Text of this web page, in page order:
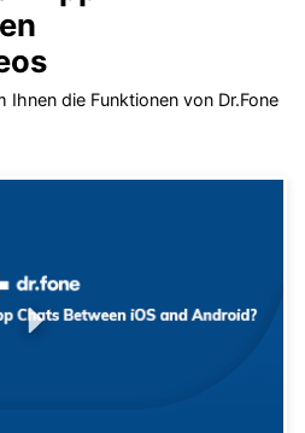
Ihnen die Funktionen von Dr.Fone